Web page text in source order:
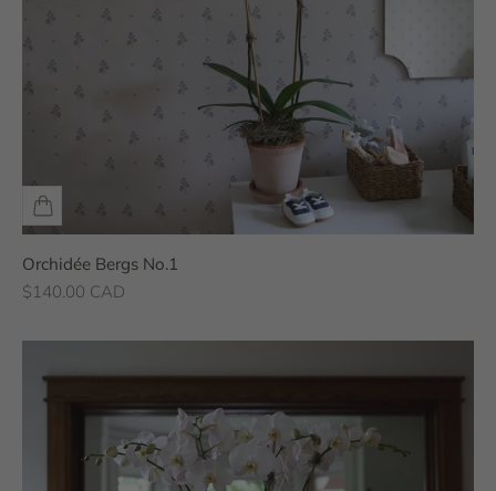
Orchidée Bergs No.1
Prix de vente
$140.00 CAD